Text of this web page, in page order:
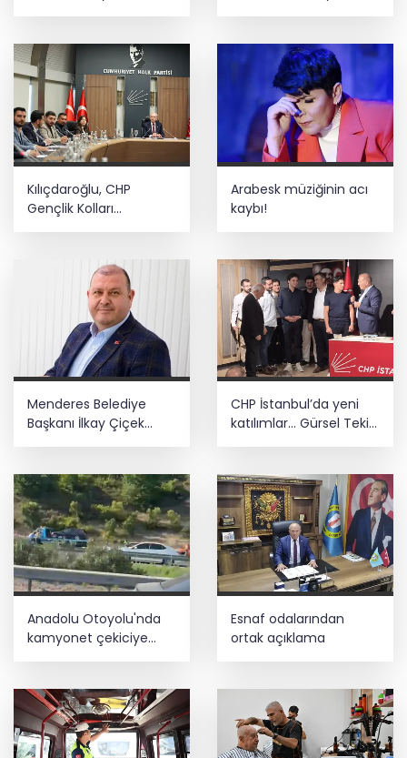
dönem
bilgiyi yayma'
Kılıçdaroğlu, CHP
Gençlik Kolları
Arabesk müziğinin acı
kaybı!
Menderes Belediye
Başkanı İlkay Çiçek
CHP İstanbul’da yeni
katılımlar... Gürsel Tekin:
Anadolu Otoyolu'nda
kamyonet çekiciye
çarptı!
Esnaf odalarından
ortak açıklama